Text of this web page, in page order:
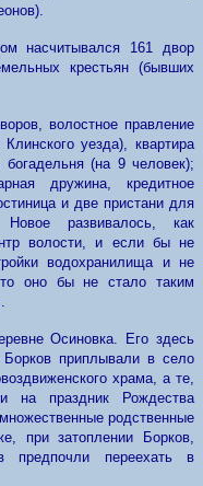
насчитывался 161 двор
крестьян (бывших
волостное правление
уезда), квартира
(на 9 человек);
дружина, кредитное
и две пристани для
развивалось, как
волости, и если бы не
водохранилища и не
оно бы не стало таким
Осиновка. Его здесь
приплывали в село
храма, а те,
на праздник Рождества
родственные
при затоплении Борков,
предпочли переехать в